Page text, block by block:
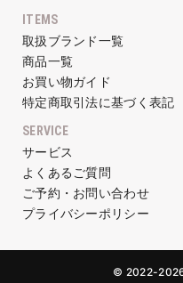
ITEMS
取扱ブランド一覧
商品一覧
お買い物ガイド
特定商取引法に基づく表記
SERVICE
サービス
よくあるご質問
ご予約・お問い合わせ
プライバシーポリシー
© 2022-2026